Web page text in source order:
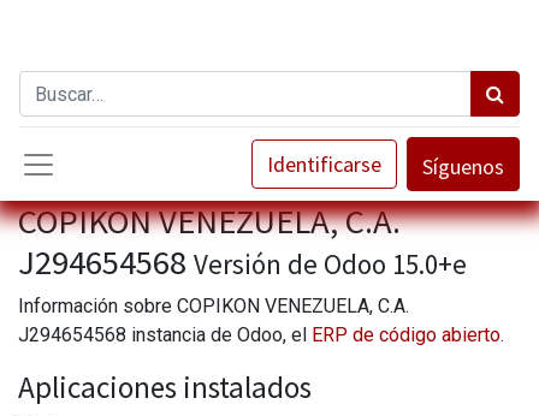
Identificarse Síguenos
COPIKON VENEZUELA, C.A.
J294654568 Versión de Odoo 15.0+e
Información sobre COPIKON VENEZUELA, C.A.
J294654568 instancia de Odoo, el ERP de código abierto.
Aplicaciones instalados